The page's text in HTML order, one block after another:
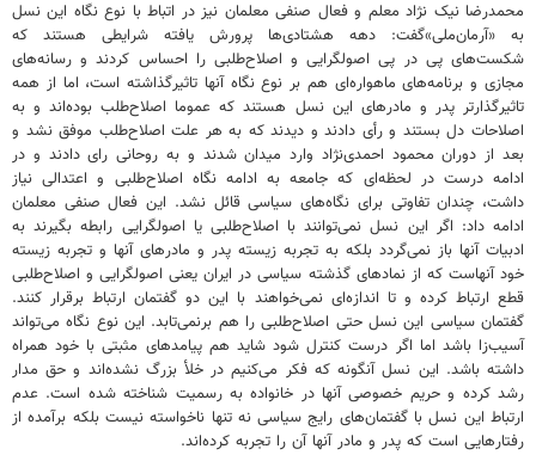
محمدرضا نیک نژاد معلم و فعال صنفی معلمان نیز در اتباط با نوع نگاه این نسل
به «آرمان‌ملی»گفت: دهه هشتادی‌ها پرورش یافته شرایطی هستند که
شکست‌های پی در پی اصولگرایی و اصلاح‌طلبی را احساس کردند و رسانه‌های
مجازی و برنامه‌های ماهواره‌ای هم بر نوع نگاه آنها تاثیرگذاشته است، اما از همه
تاثیرگذارتر پدر و مادرهای این نسل هستند که عموما اصلاح‌طلب بوده‌اند و به
اصلاحات دل بستند و رأی دادند و دیدند که به هر علت اصلاح‌طلب موفق نشد و
بعد از دوران محمود احمدی‌نژاد وارد میدان شدند و به روحانی رای دادند و در
ادامه درست در لحظه‌ای که جامعه به ادامه نگاه اصلاح‌طلبی و اعتدالی نیاز
داشت، چندان تفاوتی برای نگاه‌های سیاسی قائل نشد. این فعال صنفی معلمان
ادامه داد: اگر این نسل نمی‌توانند با اصلاح‌طلبی یا اصولگرایی رابطه بگیرند به
ادبیات آنها باز نمی‌گردد بلکه به تجربه زیسته پدر و مادرهای آنها و تجربه زیسته
خود آنهاست که از نمادهای گذشته سیاسی در ایران یعنی اصولگرایی و اصلاح‌طلبی
قطع ارتباط کرده و تا اندازه‌ای نمی‌خواهند با این دو گفتمان ارتباط برقرار کنند.
گفتمان سیاسی این نسل حتی اصلاح‌طلبی را هم برنمی‌تابد. این نوع نگاه می‌تواند
آسیب‌زا باشد اما اگر درست کنترل شود شاید هم پیامدهای مثبتی با خود همراه
داشته باشد. این نسل آنگونه که فکر می‌کنیم در خلأ بزرگ نشده‌اند و حق مدار
رشد کرده‌ و حریم خصوصی آنها در خانواده به رسمیت شناخته شده است. عدم
ارتباط این نسل با گفتمان‌های رایج سیاسی نه تنها ناخواسته نیست بلکه برآمده از
رفتارهایی است که پدر و مادر آنها آن را تجربه کرده‌اند.